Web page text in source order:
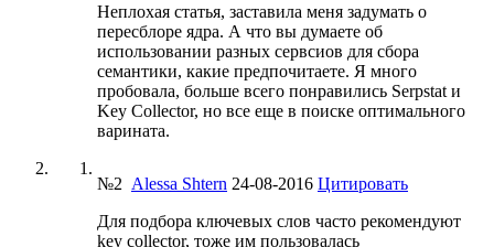
Неплохая статья, заставила меня задумать о
пересблоре ядра. А что вы думаете об
использовании разных сервсиов для сбора
семантики, какие предпочитаете. Я много
пробовала, больше всего понравились Serpstat и
Key Collector, но все еще в поиске оптимального
варината.
№2 Alessa Shtern 24-08-2016 Цитировать
Для подбора ключевых слов часто рекомендуют
key collector, тоже им пользовалась